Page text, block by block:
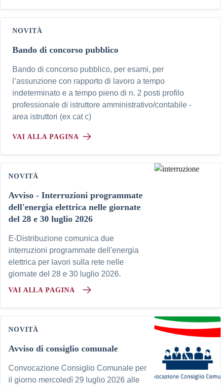
NOVITÀ
Bando di concorso pubblico
Bando di concorso pubblico, per esami, per
l’assunzione con rapporto di lavoro a tempo
indeterminato e a tempo pieno di n. 2 posti profilo
professionale di istruttore amministrativo/contabile -
area istruttori (ex cat c)
VAI ALLA PAGINA
NOVITÀ
Avviso - Interruzioni programmate
dell'energia elettrica nelle giornate
del 28 e 30 luglio 2026
E-Distribuzione comunica due
interruzioni programmate dell'energia
elettrica per lavori sulla rete nelle
giornate del 28 e 30 luglio 2026.
VAI ALLA PAGINA
NOVITÀ
Avviso di consiglio comunale
Convocazione Consiglio Comunale per
il giorno mercoledì 29 luglio 2026 alle